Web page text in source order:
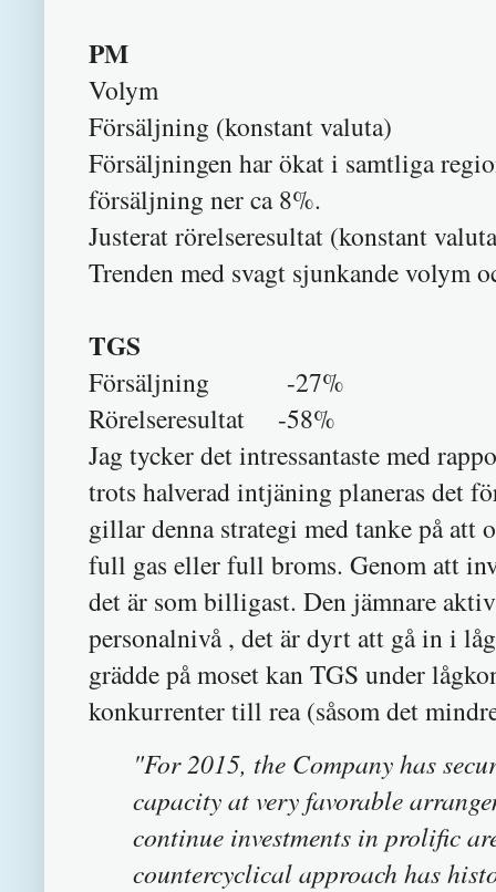
PM
Volym
Försäljning (konstant
Försäljningen har ökat i samtliga
försäljning ner ca 8%.
Justerat rörelseresultat (konstant
Trenden med svagt sjunkande volym
TGS
Försäljning -27%
Rörelseresultat -58%
Jag tycker det intressantaste med
trots halverad intjäning planeras det
gillar denna strategi med tanke på att
full gas eller full broms. Genom att
det är som billigast. Den jämnare
personalnivå , det är dyrt att gå in i
grädde på moset kan TGS under
konkurrenter till rea (såsom det
"For 2015, the Company has
capacity at very favorable
continue investments in prolific
countercyclical approach has